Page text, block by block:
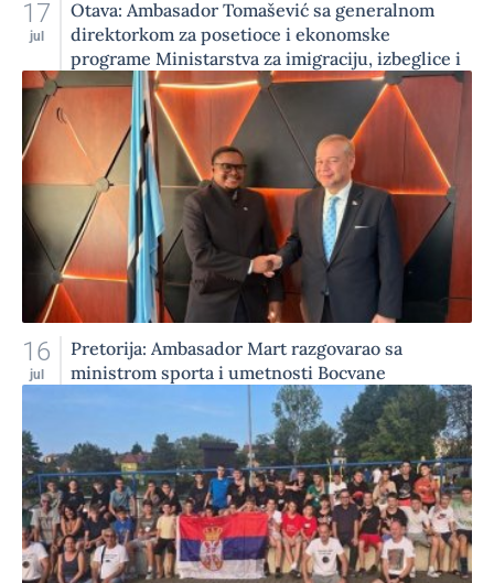
17
jul
Otava: Ambasador Tomašević sa generalnom
direktorkom za posetioce i ekonomske
programe Ministarstva za imigraciju, izbeglice i
državljanstvo Kanade
16
jul
Pretorija: Ambasador Mart razgovarao sa
ministrom sporta i umetnosti Bocvane